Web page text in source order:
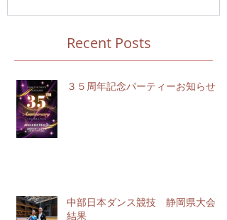
Recent Posts
３５周年記念パーティーお知らせ
中部日本ダンス競技 静岡県大会
結果